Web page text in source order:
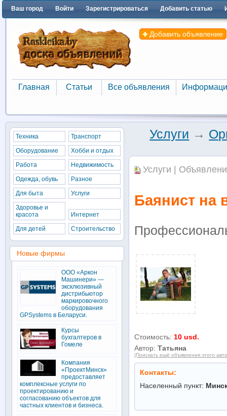
Ваш город Войти Зарегистрироваться Добавить статью
Добавить объявление
Главная
Главная
Статьи
Статьи
Все объявления
Все объявления
Услуги →
Услуги |
Баянист на
Стоимость: 10 usd.
Автор:Татьяна
(Поискать ещё объявления этого
Контакты:
Населенный пункт:
Техника
Транспорт
Оборудование
Хобби и отдых
Работа
Недвижимость
Одежда, обувь
Разное
Для быта
Услуги
Здоровье и
красота
Интернет
Для детей
Строительство
Новые фирмы
ООО «Аркон
Машинери» —
эксклюзивный
дистрибьютор
маркировочного
оборудования
GPSystems в Беларуси.
Курсы
бухгалтеров в
Гомеле
Компания
«ПроектМинск»
предоставляет
комплексные услуги по
проектированию и
согласованию объектов для
частных клиентов и бизнеса.